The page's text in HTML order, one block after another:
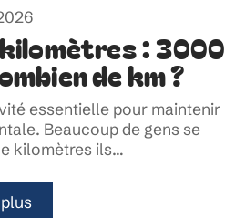
: 3000
de km ?
essentielle pour maintenir
Beaucoup de gens se
kilomètres ils…